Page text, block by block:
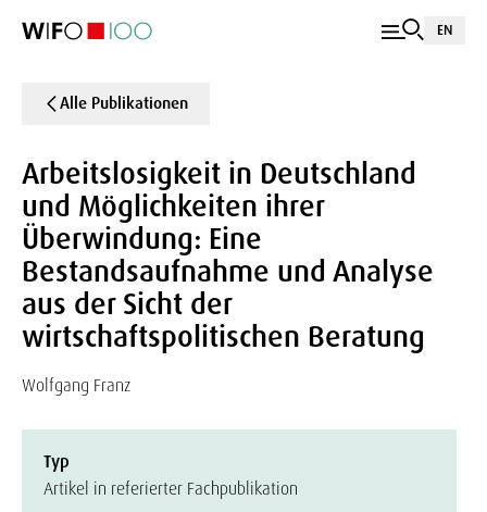
EN
Alle Publikationen
Arbeitslosigkeit in Deutschland
und Möglichkeiten ihrer
Überwindung: Eine
Bestandsaufnahme und Analyse
aus der Sicht der
wirtschaftspolitischen Beratung
Wolfgang Franz
Typ
Artikel in referierter Fachpublikation